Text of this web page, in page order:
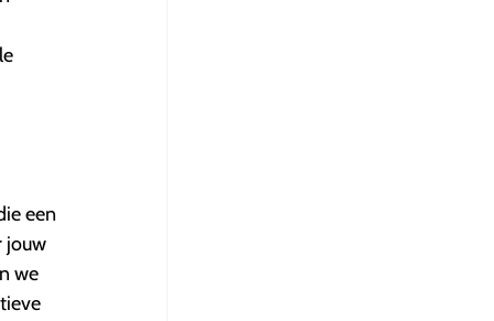
een
jouw
we